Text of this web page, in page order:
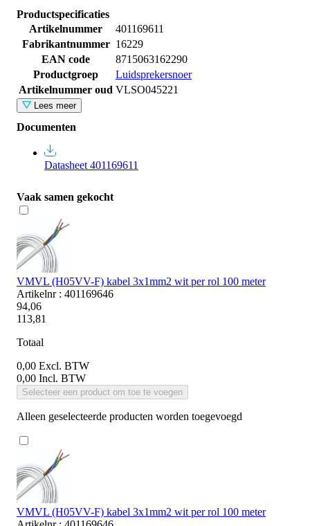
Productspecificaties
Artikelnummer
401169611
Fabrikantnummer 16229
EAN code
8715063162290
Productgroep
Luidsprekersnoer
Artikelnummer oud VLSO045221
Lees meer
Documenten
Datasheet 401169611
Vaak samen gekocht
VMVL (H05VV-F) kabel 3x1mm2 wit per rol 100 meter
Artikelnr : 401169646
94,06
113,81
Totaal
0,00 Excl. BTW
0,00 Incl. BTW
Selecteer een product om toe te voegen
Alleen geselecteerde producten worden toegevoegd
VMVL (H05VV-F) kabel 3x1mm2 wit per rol 100 meter